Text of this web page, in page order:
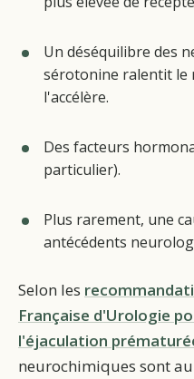
Un déséquilibre des
sérotonine ralentit le
l'accélère.
Des facteurs
particulier).
Plus rarement, une
antécédents
Selon les
Française d'Urologie
l'éjaculation
neurochimiques sont